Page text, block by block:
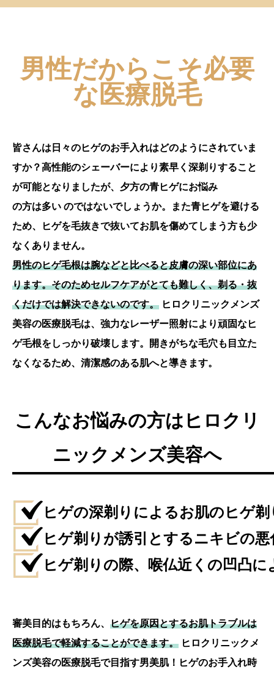
が影響しており成人以
行していきます。額の
生え際、もしくは頭頂
部から薄毛が進行する
症状と、それが同時に
部の毛髪が少量残った
状態となります。
これまでは諦めるしか
毛。しかし 現在では
AGAの研究が進み
発毛と育毛を促す内服
薬や外用薬をはじめと
注入剤による治療がお
こなわれるようになり
ました。
によるAGA治療までを
専門医師が患者さまに
適切な治療法をご提案
る深刻なお悩みを全力
でサポートいたしま
す。
男性だからこそ必要
な医療脱毛
皆さんは日々のヒゲのお手入れはどのようにされていま
すか？高性能のシェーバーにより素早く深剃りすること
が可能となりましたが、夕方の青ヒゲにお悩み
の方は多い のではないでしょうか。また青ヒゲを避ける
ため、ヒゲを毛抜きで抜いてお肌を傷めてしまう方も少
なくありません。
男性のヒゲ毛根は腕などと比べると皮膚の深い部位にあ
ります。そのためセルフケアがとても難しく、剃る・抜
くだけでは解決できないのです。 ヒロクリニックメンズ
美容の医療脱毛は、強力なレーザー照射により頑固なヒ
ゲ毛根をしっかり破壊します。開きがちな毛穴も目立た
なくなるため、清潔感のある肌へと導きます。
こんなお悩みの方はヒロクリ
ニックメンズ美容へ
ヒゲの深剃りによるお肌のヒゲ剃
ヒゲ剃りが誘引とするニキビの悪
ヒゲ剃りの際、喉仏近くの凹凸
審美目的はもちろん、 ヒゲを原因とするお肌トラブルは
医療脱毛で軽減することができます。 ヒロクリニックメ
ンズ美容の医療脱毛で目指す男美肌！ヒゲのお手入れ時